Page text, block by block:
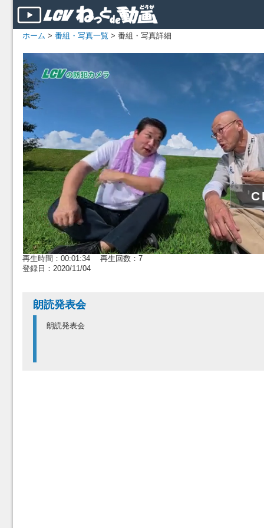
ホーム > 番組・写真一覧 > 番組・写真詳細
再生時間：00:01:34 再生回数：7
登録日：2020/11/04
朗読発表会
朗読発表会